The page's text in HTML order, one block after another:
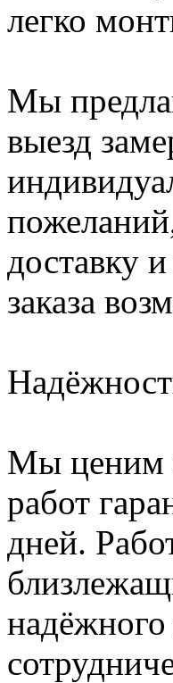
легко
Мы
выезд
доставку
заказа
Мы ценим
работ
дней.